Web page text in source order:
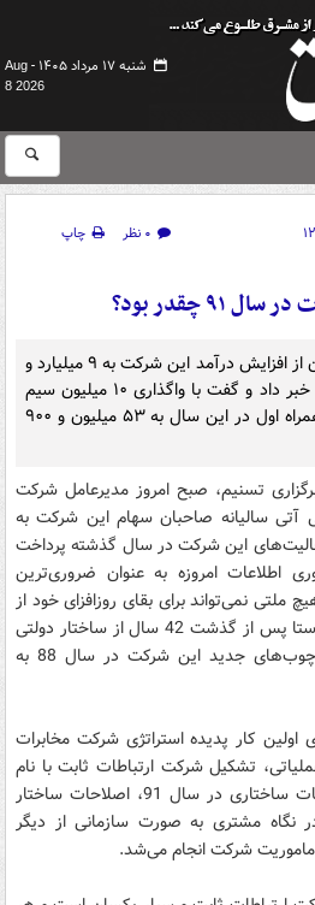
شنبه ۱۷ مرداد ۱۴۰۵ -
Aug
8 2026
۰ نظر
چاپ
۹۱ چقدر بود؟
مدیرعامل شرکت مخابرات ایران از افزایش درآمد این شرکت به ۹ میلیارد و
۳۲ میلیون تومان در سال ۹۱ خبر داد و گفت با واگذاری ۱۰ میلیون سیم
کارت جدید تعداد مشترکان همراه اول در این سال به ۵۳ میلیون و ۹۰۰
تسنیم، صبح امروز مدیرعامل شرکت
آتی سالیانه صاحبان سهام این شرکت به
این شرکت در سال گذشته پرداخت
اطلاعات امروزه به عنوان ضروری‌ترین
ملتی نمی‌تواند برای بقای روزافزای خود از
آن چشم‌پوشی کند و در این راستا پس از گذشت 42 سال از ساختار دولتی
شرکت مخابرات ساختار و چارچوب‌های جدید این شرکت در سال 88 به
کار پدیده استراتژی شرکت مخابرات
تشکیل شرکت ارتباطات ثابت با نام
تجاری آشنای اول، آغاز اصلاحات ساختاری در سال 91، اصلاحات ساختار
نگاه مشتری به صورت سازمانی از دیگر
ماموریت شرکت انجام می‌شد.